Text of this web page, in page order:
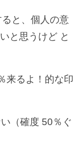
と、個人の意
と思うけど と
来るよ！的な印
（確度 50％ぐ